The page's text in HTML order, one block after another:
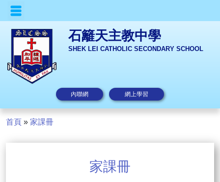
石籬天主教中學
SHEK LEI CATHOLIC SECONDARY SCHOOL
內聯網 網上學習
首頁 » 家課冊
家課冊